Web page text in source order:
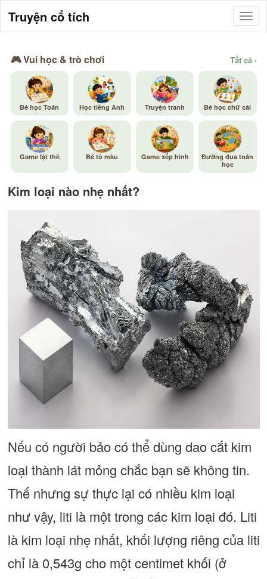
Truyện cổ tích
🎮 Vui học & trò chơi Tất cả ›
Bé học Toán Học tiếng Anh Truyện tranh Bé học chữ cái
Game lật thẻ Bé tô màu Game xếp hình
Đường đua toán
học
Kim loại nào nhẹ nhất?
Nếu có người bảo có thể dùng dao cắt kim
loại thành lát mỏng chắc bạn sẽ không tin.
Thế nhưng sự thực lại có nhiều kim loại
như vậy, liti là một trong các kim loại đó. Liti
là kim loại nhẹ nhất, khối lượng riêng của liti
chỉ là 0,543g cho một centimet khối (ở